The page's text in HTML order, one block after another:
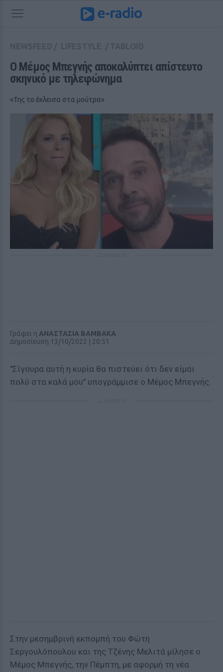
Ο Μέμος Μπεγνής αποκαλύπτει απίστευτο
σκηνικό με τηλεφώνημα
«Της το έκλεισα στα μούτρα»
Γράφει η ΑΝΑΣΤΑΣΙΑ ΒΑΜΒΑΚΑ
Δημοσίευση 13/10/2022 | 20:51
"Σίγουρα αυτή η κυρία θα πιστεύει ότι δεν είμαι
πολύ στα καλά μου" υπογράμμισε ο Μέμος Μπεγνής.
Στην μεσημβρινή εκπομπή του Φώτη
Σεργουλόπουλου και της Τζένης Μελιτά μίλησε ο
Μέμος Μπεγνής, την Πέμπτη, με αφορμή τη νέα